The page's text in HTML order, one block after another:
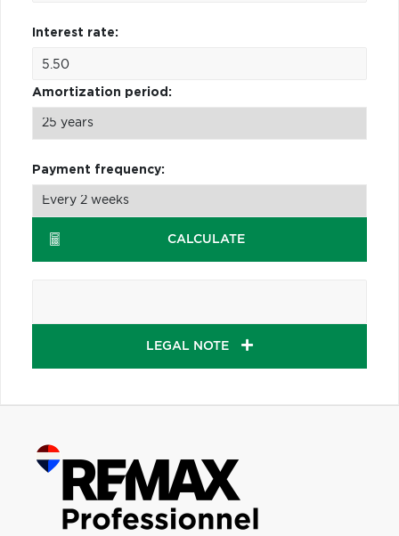
Interest rate:
Amortization period:
Payment frequency:
CALCULATE
LEGAL NOTE